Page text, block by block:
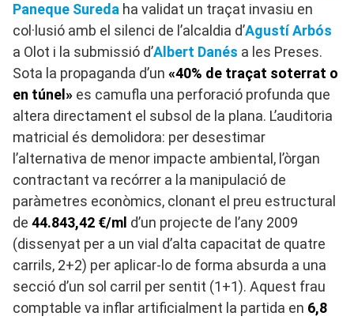
Paneque Sureda ha validat un traçat invasiu en
col·lusió amb el silenci de l’alcaldia d’Agustí Arbós
a Olot i la submissió d’Albert Danés a les Preses.
Sota la propaganda d’un «40% de traçat soterrat o
en túnel» es camufla una perforació profunda que
altera directament el subsol de la plana. L’auditoria
matricial és demolidora: per desestimar
l’alternativa de menor impacte ambiental, l’òrgan
contractant va recórrer a la manipulació de
paràmetres econòmics, clonant el preu estructural
de 44.843,42 €/ml d’un projecte de l’any 2009
(dissenyat per a un vial d’alta capacitat de quatre
carrils, 2+2) per aplicar-lo de forma absurda a una
secció d’un sol carril per sentit (1+1). Aquest frau
comptable va inflar artificialment la partida en 6,8